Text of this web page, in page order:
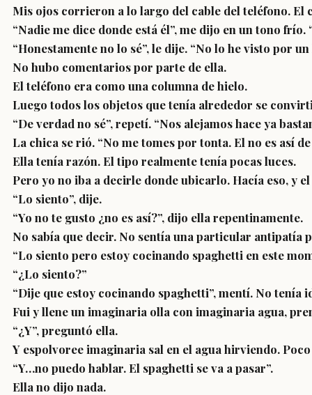
Mis ojos corrieron a lo largo del cable del teléfono. El
“Nadie me dice donde está él”, me dijo en un tono
“Honestamente no lo sé”, le dije. “No lo he visto por
No hubo comentarios por parte de ella.
El teléfono era como una columna de hielo.
Luego todos los objetos que tenía alrededor se
“De verdad no sé”, repetí. “Nos alejamos hace ya
La chica se rió. “No me tomes por tonta. El no es así
Ella tenía razón. El tipo realmente tenía pocas luces.
Pero yo no iba a decirle donde ubicarlo. Hacía eso, y
“Lo siento”, dije.
“Yo no te gusto ¿no es así?”, dijo ella repentinamente.
No sabía que decir. No sentía una particular
“Lo siento pero estoy cocinando spaghetti en este
“¿Lo siento?”
“Dije que estoy cocinando spaghetti”, mentí. No
Fui y llene un imaginaria olla con imaginaria agua,
“¿Y”, preguntó ella.
Y espolvoree imaginaria sal en el agua hirviendo.
“Y…no puedo hablar. El spaghetti se va a pasar”.
Ella no dijo nada.